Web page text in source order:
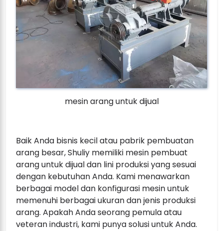
mesin arang untuk dijual
Baik Anda bisnis kecil atau pabrik pembuatan
arang besar, Shuliy memiliki mesin pembuat
arang untuk dijual dan lini produksi yang sesuai
dengan kebutuhan Anda. Kami menawarkan
berbagai model dan konfigurasi mesin untuk
memenuhi berbagai ukuran dan jenis produksi
arang. Apakah Anda seorang pemula atau
veteran industri, kami punya solusi untuk Anda.